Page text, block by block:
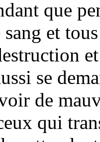
que
et
se
de
qui